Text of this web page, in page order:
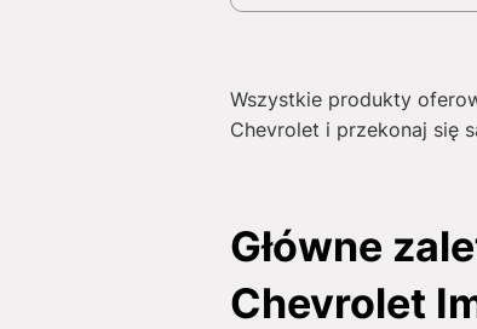
Wszystkie produkty
Chevrolet i przekonaj się
Główne
Chevrolet